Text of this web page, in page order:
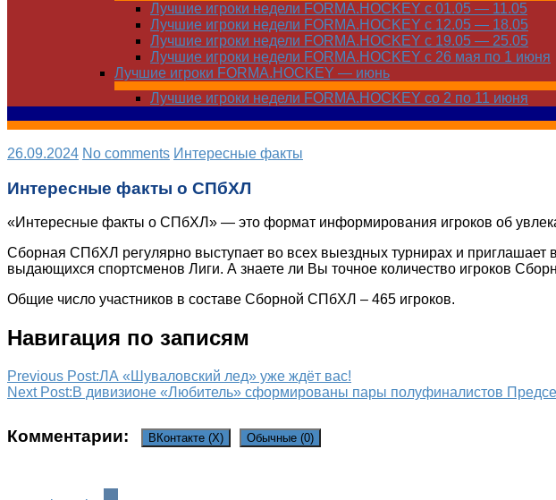
Лучшие игроки недели FORMA.HOCKEY с 01.05 — 11.05
Лучшие игроки недели FORMA.HOCKEY с 12.05 — 18.05
Лучшие игроки недели FORMA.HOCKEY с 19.05 — 25.05
Лучшие игроки недели FORMA.HOCKEY с 26 мая по 1 июня
Лучшие игроки FORMA.HOCKEY — июнь
Лучшие игроки недели FORMA.HOCKEY со 2 по 11 июня
26.09.2024 No comments Интересные факты
Интересные факты о СПбХЛ
«Интересные факты о СПбХЛ» — это формат информирования игроков об
Сборная СПбХЛ регулярно выступает во всех выездных турнирах и приглашает
выдающихся спортсменов Лиги. А знаете ли Вы точное количество игроков
Общие число участников в составе Сборной СПбХЛ – 465 игроков.
Навигация по записям
Previous Post:ЛА «Шуваловский лед» уже ждёт вас!
Next Post:В дивизионе «Любитель» сформированы пары полуфиналистов
Комментарии: ВКонтакте (X) Обычные (0)